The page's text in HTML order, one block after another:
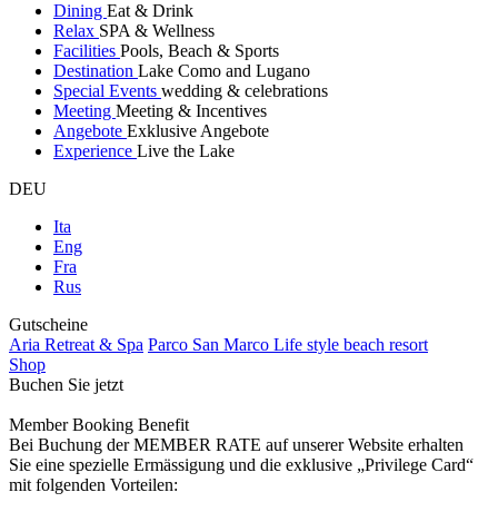
Dining Eat & Drink
Relax SPA & Wellness
Facilities Pools, Beach & Sports
Destination Lake Como and Lugano
Special Events wedding & celebrations
Meeting Meeting & Incentives
Angebote Exklusive Angebote
Experience Live the Lake
DEU
Ita
Eng
Fra
Rus
Gutscheine
Aria Retreat & Spa Parco San Marco Life style beach resort
Shop
Buchen Sie jetzt
Member Booking Benefit
Bei Buchung der MEMBER RATE auf unserer Website erhalten
Sie eine spezielle Ermässigung und die exklusive „Privilege Card“
mit folgenden Vorteilen: